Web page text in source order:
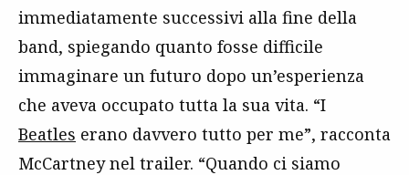
immediatamente successivi alla fine della
band, spiegando quanto fosse difficile
immaginare un futuro dopo un’esperienza
che aveva occupato tutta la sua vita. “I
Beatles erano davvero tutto per me”, racconta
McCartney nel trailer. “Quando ci siamo